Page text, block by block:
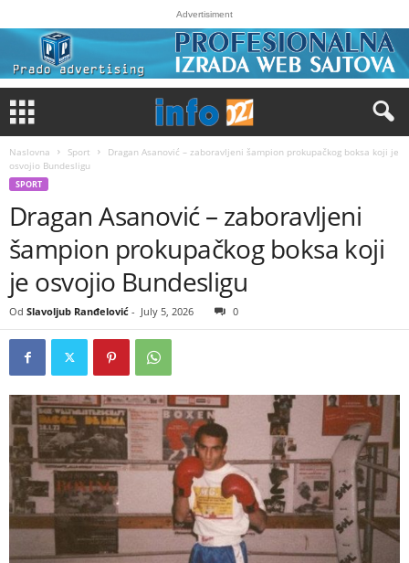
Advertisiment
Naslovna Sport
Dragan Asanović – zaboravljeni šampion prokupačkog boksa koji je
osvojio Bundesligu
SPORT
Dragan Asanović – zaboravljeni
šampion prokupačkog boksa koji
je osvojio Bundesligu
Od Slavoljub Ranđelović - July 5, 2026 0